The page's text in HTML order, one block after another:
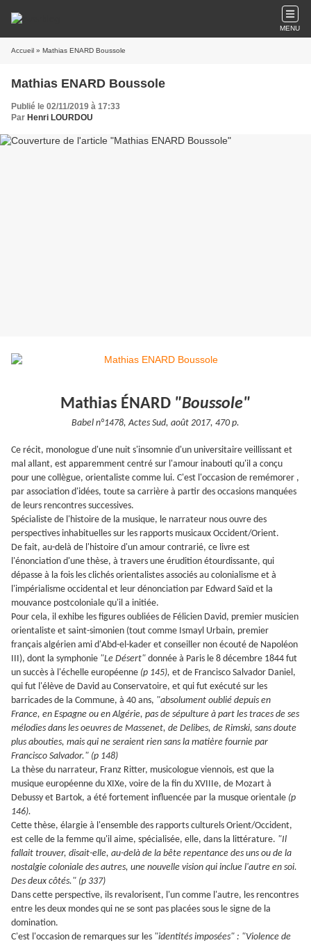
MENU
Accueil » Mathias ENARD Boussole
Mathias ENARD Boussole
Publié le 02/11/2019 à 17:33
Par Henri LOURDOU
Mathias ÉNARD "Boussole"
Babel n°1478, Actes Sud, août 2017, 470 p.
Ce récit, monologue d'une nuit s'insomnie d'un universitaire veillissant et
mal allant, est apparemment centré sur l'amour inabouti qu'il a conçu
pour une collègue, orientaliste comme lui. C'est l'occasion de remémorer ,
par association d'idées, toute sa carrière à partir des occasions manquées
de leurs rencontres successives.
Spécialiste de l'histoire de la musique, le narrateur nous ouvre des
perspectives inhabituelles sur les rapports musicaux Occident/Orient.
De fait, au-delà de l'histoire d'un amour contrarié, ce livre est
l'énonciation d'une thèse, à travers une érudition étourdissante, qui
dépasse à la fois les clichés orientalistes associés au colonialisme et à
l'impérialisme occidental et leur dénonciation par Edward Saïd et la
mouvance postcoloniale qu'il a initiée.
Pour cela, il exhibe les figures oubliées de Félicien David, premier musicien
orientaliste et saint-simonien (tout comme Ismayl Urbain, premier
français algérien ami d'Abd-el-kader et conseiller non écouté de Napoléon
III), dont la symphonie "Le Désert" donnée à Paris le 8 décembre 1844 fut
un succès à l'échelle européenne (p 145), et de Francisco Salvador Daniel,
qui fut l'élève de David au Conservatoire, et qui fut exécuté sur les
barricades de la Commune, à 40 ans, "absolument oublié depuis en
France, en Espagne ou en Algérie, pas de sépulture à part les traces de ses
mélodies dans les oeuvres de Massenet, de Delibes, de Rimski, sans doute
plus abouties, mais qui ne seraient rien sans la matière fournie par
Francisco Salvador." (p 148)
La thèse du narrateur, Franz Ritter, musicologue viennois, est que la
musique européenne du XIXe, voire de la fin du XVIIIe, de Mozart à
Debussy et Bartok, a été fortement influencée par la musque orientale (p
146).
Cette thèse, élargie à l'ensemble des rapports culturels Orient/Occident,
est celle de la femme qu'il aime, spécialisée, elle, dans la littérature. "Il
fallait trouver, disait-elle, au-delà de la bête repentance des uns ou de la
nostalgie coloniale des autres, une nouvelle vision qui inclue l'autre en soi.
Des deux côtés." (p 337)
Dans cette perspective, ils revalorisent, l'un comme l'autre, les rencontres
entre les deux mondes qui ne se sont pas placées sous le signe de la
domination.
C'est l'occasion de remarques sur les "identités imposées" : "Violence de